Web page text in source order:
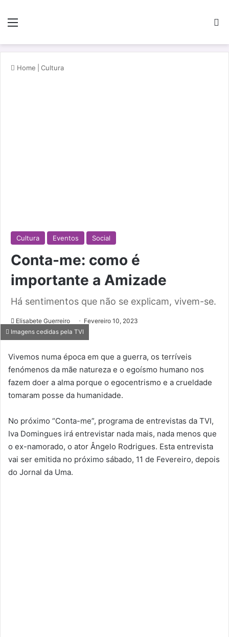
Menu
Home Cultura
Cultura Eventos Social
Conta-me: como é
importante a Amizade
Há sentimentos que não se explicam, vivem-se.
Elisabete Guerreiro Fevereiro 10, 2023
Imagens cedidas pela TVI
Vivemos numa época em que a guerra, os terríveis
fenómenos da mãe natureza e o egoísmo humano nos
fazem doer a alma porque o egocentrismo e a crueldade
tomaram posse da humanidade.
No próximo “Conta-me”, programa de entrevistas da TVI,
Iva Domingues irá entrevistar nada mais, nada menos que
o ex-namorado, o ator Ângelo Rodrigues. Esta entrevista
vai ser emitida no próximo sábado, 11 de Fevereiro, depois
do Jornal da Uma.